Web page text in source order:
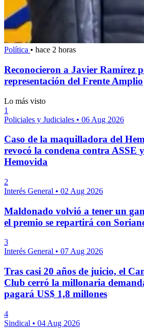
Política • hace 2 horas
Reconocieron a Javier Ramírez
representación del Frente Amplio
Lo más visto
1
Policiales y Judiciales • 06 Aug 2026
Caso de la maquilladora del
revocó la condena contra ASSE
Hemovida
2
Interés General • 02 Aug 2026
Maldonado volvió a tener un
el premio se repartirá con
3
Interés General • 07 Aug 2026
Tras casi 20 años de juicio, el
Club cerró la millonaria
pagará US$ 1,8 millones
4
Sindical • 04 Aug 2026